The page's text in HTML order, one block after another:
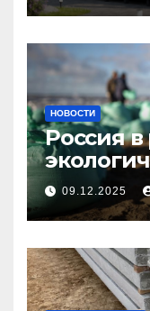
НОВОСТИ
Россия
09.12.2025